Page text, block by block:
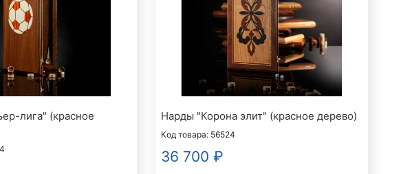
лига" (красное
Нарды "Корона элит" (красное дерево)
Код товара: 56524
36 700 ₽